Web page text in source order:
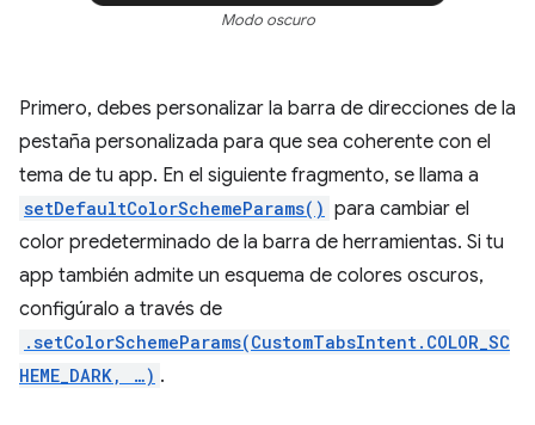
Modo oscuro
Primero, debes personalizar la barra de direcciones de la
pestaña personalizada para que sea coherente con el
tema de tu app. En el siguiente fragmento, se llama a
setDefaultColorSchemeParams() para cambiar el
color predeterminado de la barra de herramientas. Si tu
app también admite un esquema de colores oscuros,
configúralo a través de
.setColorSchemeParams(CustomTabsIntent.COLOR_SC
HEME_DARK, …) .